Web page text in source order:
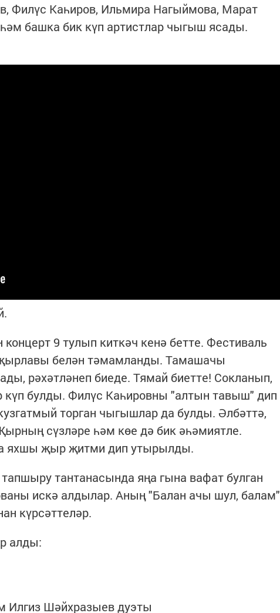
Филүс Каһиров, Ильмира Нагыймова, Марат
башка бик күп артистлар чыгыш ясады.
концерт 9 тулып киткәч кенә бетте. Фестиваль
белән тәмамланды. Тамашачы
рәхәтләнеп биеде. Тямай биетте! Сокланып,
булды. Филүс Каһировны "алтын тавыш" дип
торган чыгышлар да булды. Әлбәттә,
сүзләре һәм көе дә бик әһәмиятле.
яхшы җыр җитми дип утырылды.
тантанасында яңа гына вафат булган
искә алдылар. Аның "Балан ачы шул, балам"
күрсәттеләр.
алды:
Илгиз Шәйхразыев дуэты